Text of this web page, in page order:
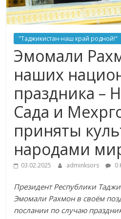
"Таджикистан-наш край родной!"
Эмомали
наших
праздника –
Сада и
приняты
народами
03.02.2025 adminksors 0
Президент Республики
Эмомали Рахмон в своём
послании по случаю